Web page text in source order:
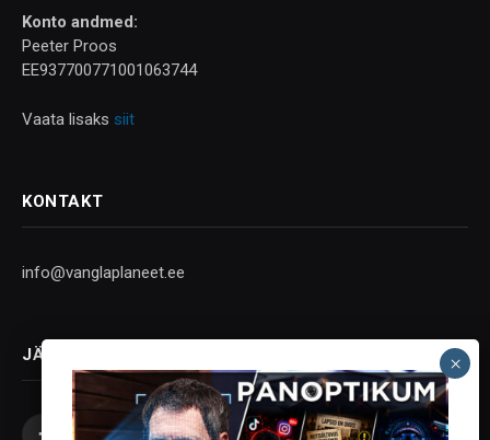
Konto andmed:
Peeter Proos
EE937700771001063744
Vaata lisaks siit
KONTAKT
info@vanglaplaneet.ee
JÄLGI SOTSIAALMEEDIAS